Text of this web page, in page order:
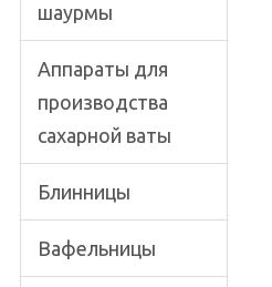
шаурмы
Аппараты для
производства
сахарной ваты
Блинницы
Вафельницы